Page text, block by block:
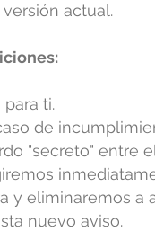
actual.
ti.
de
"secreto" entre
y eliminaremos a
nuevo aviso.